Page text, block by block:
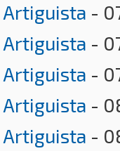
Artiguista -
Artiguista -
Artiguista -
Artiguista -
Artiguista -